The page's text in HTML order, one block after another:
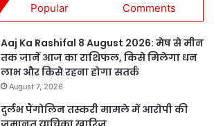
Popular Comments
Aaj Ka Rashifal 8 August 2026: मेष से मीन
तक जानें आज का राशिफल, किसे मिलेगा धन
लाभ और किसे रहना होगा सतर्क
August 7, 2026
दुर्लभ पैंगोलिन तस्करी मामले में आरोपी की